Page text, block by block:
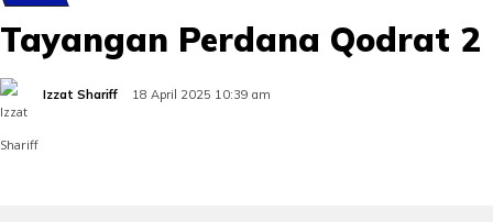
Tayangan Perdana Qodrat 2
Izzat Shariff 18 April 2025 10:39 am